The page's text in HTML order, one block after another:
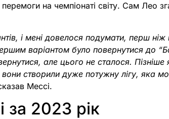
перемоги на чемпіонаті світу. Сам Лео
і мені довелося подумати, перш ніж
варіантом було повернутися до
але цього не сталося.
створили дуже потужну лігу, яка
Мессі.
за 2023 рік